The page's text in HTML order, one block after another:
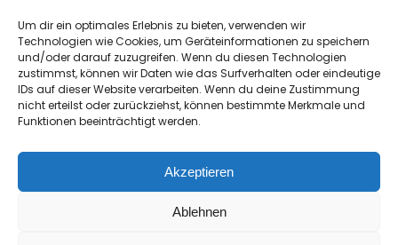
Um dir ein optimales Erlebnis zu bieten, verwenden wir
Technologien wie Cookies, um Geräteinformationen zu speichern
und/oder darauf zuzugreifen. Wenn du diesen Technologien
zustimmst, können wir Daten wie das Surfverhalten oder eindeutige
IDs auf dieser Website verarbeiten. Wenn du deine Zustimmung
nicht erteilst oder zurückziehst, können bestimmte Merkmale und
Funktionen beeinträchtigt werden.
Akzeptieren
Ablehnen
Datenschutzerklärung
Impressum
Cookie-Richtlinie
Neumann ArbeitsbühnenvermietungI Am Koppelberg
03834 / 50 04 79
03834 / 56 65 808
0171 / 78 63